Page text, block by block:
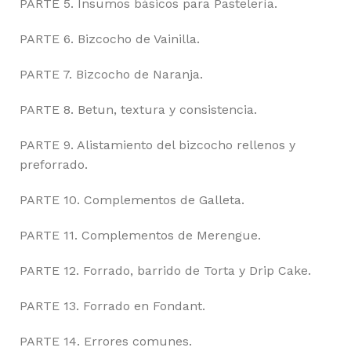
PARTE 5. Insumos básicos para Pastelería.
PARTE 6. Bizcocho de Vainilla.
PARTE 7. Bizcocho de Naranja.
PARTE 8. Betun, textura y consistencia.
PARTE 9. Alistamiento del bizcocho rellenos y
preforrado.
PARTE 10. Complementos de Galleta.
PARTE 11. Complementos de Merengue.
PARTE 12. Forrado, barrido de Torta y Drip Cake.
PARTE 13. Forrado en Fondant.
PARTE 14. Errores comunes.